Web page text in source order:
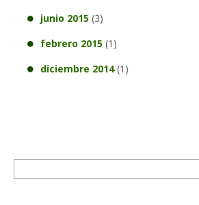
junio 2015 (3)
febrero 2015 (1)
diciembre 2014(1)